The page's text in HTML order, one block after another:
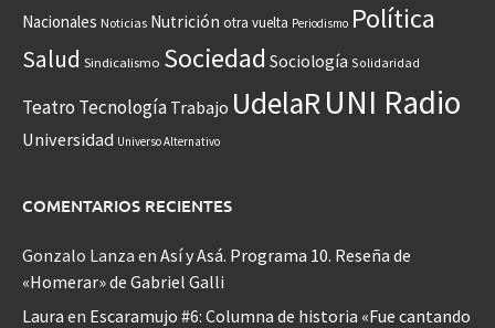
Nacionales Noticias Nutrición otra vuelta Periodismo Política
Salud Sindicalismo Sociedad Sociología Solidaridad
Teatro Tecnología Trabajo UdelaRUNI Radio
Universidad Universo Alternativo
COMENTARIOS RECIENTES
Gonzalo Lanza en Así y Asá. Programa 10. Reseña de
«Homerar» de Gabriel Galli
Laura en Escaramujo #6: Columna de historia «Fue cantando